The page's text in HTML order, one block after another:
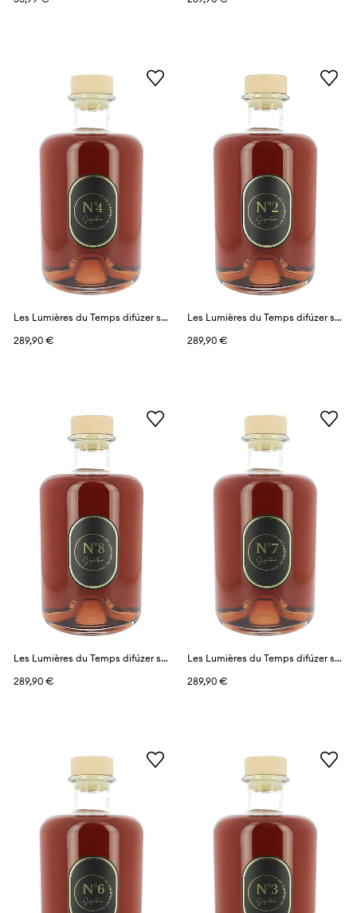
Les Lumières du Temps difúzer s vôňou 3 l
289,90 €
Les Lumières du Temps difúzer s vôňou 3 l
289,90 €
Les Lumières du Temps difúzer s vôňou 3 l
289,90 €
Les Lumières du Temps difúzer s vôňou 3 l
289,90 €